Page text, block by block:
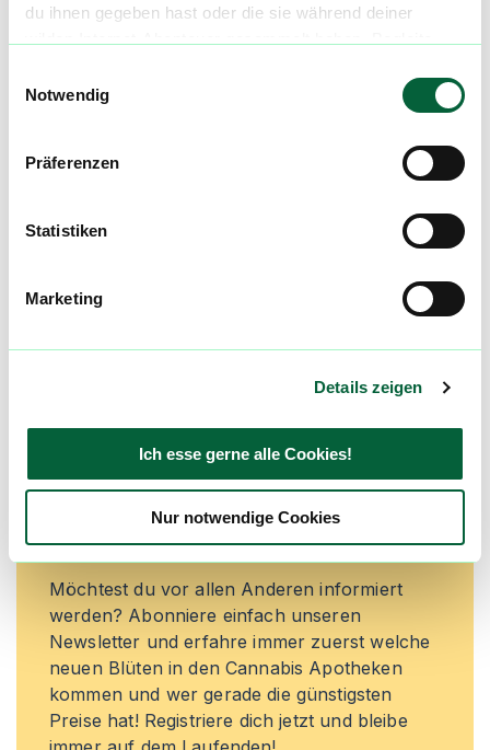
du ihnen gegeben hast oder die sie während deiner
Notwendig
Präferenzen
Statistiken
Marketing
Details zeigen
Ich esse gerne alle Cookies!
Nur notwendige Cookies
Community
Alle wichtigen Daten und Fakten - täglich
aktualisiert! Hilf uns mit Deinen Kommentaren
machen. Melde dich an, um dir deine
Preisreduktionen informiert zu werden und
exklusive Angebote zu erhalten!
Neue Cannabisblüten und die
besten Preise nicht mehr
verpassen!
Möchtest du vor allen Anderen informiert
werden? Abonniere einfach unseren
Newsletter und erfahre immer zuerst welche
neuen Blüten in den Cannabis Apotheken
kommen und wer gerade die günstigsten
Preise hat! Registriere dich jetzt und bleibe